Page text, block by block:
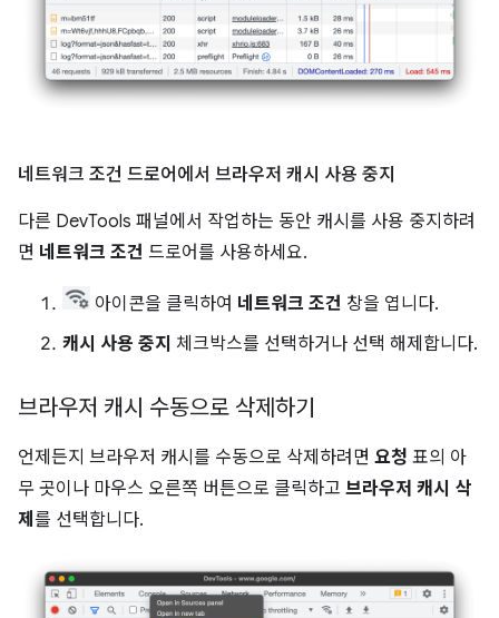
네트워크 조건 드로어에서 브라우저 캐시 사용 중지
다른 DevTools 패널에서 작업하는 동안 캐시를 사용 중지하려
면 네트워크 조건 드로어를 사용하세요.
아이콘을 클릭하여 네트워크 조건 창을 엽니다.
캐시 사용 중지 체크박스를 선택하거나 선택 해제합니다.
브라우저 캐시 수동으로 삭제하기
언제든지 브라우저 캐시를 수동으로 삭제하려면 요청 표의 아
무 곳이나 마우스 오른쪽 버튼으로 클릭하고 브라우저 캐시 삭
제 를 선택합니다.